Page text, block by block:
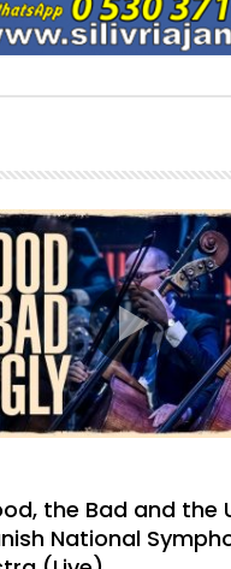
the Bad and the
National